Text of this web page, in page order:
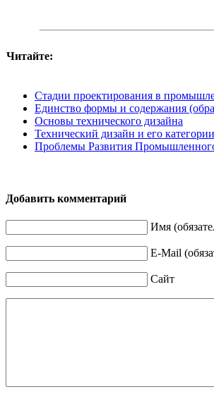
Читайте:
Стадии проектирования в
Единство формы и содержания
Основы технического дизайна
Технический дизайн и его категории
Проблемы Развития
Добавить комментарий
Имя
E-Mail
Сайт